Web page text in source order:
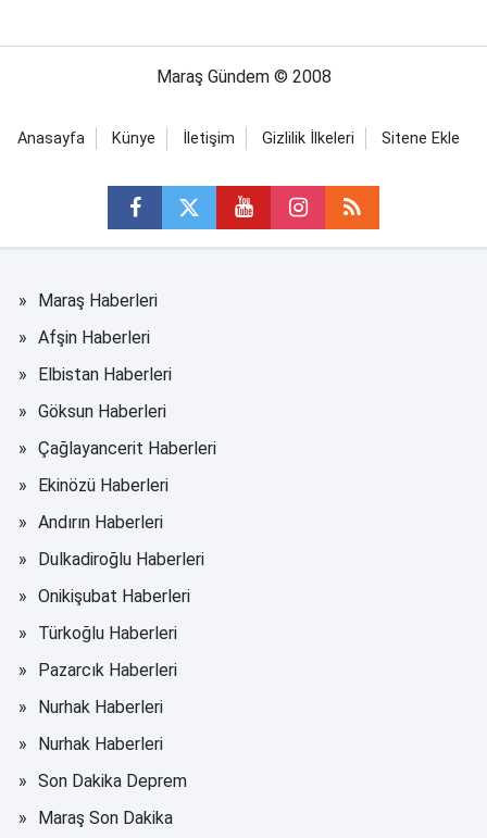
Maraş Gündem © 2008
Anasayfa Künye İletişim Gizlilik İlkeleri Sitene Ekle
Maraş Haberleri
Afşin Haberleri
Elbistan Haberleri
Göksun Haberleri
Çağlayancerit Haberleri
Ekinözü Haberleri
Andırın Haberleri
Dulkadiroğlu Haberleri
Onikişubat Haberleri
Türkoğlu Haberleri
Pazarcık Haberleri
Nurhak Haberleri
Nurhak Haberleri
Son Dakika Deprem
Maraş Son Dakika